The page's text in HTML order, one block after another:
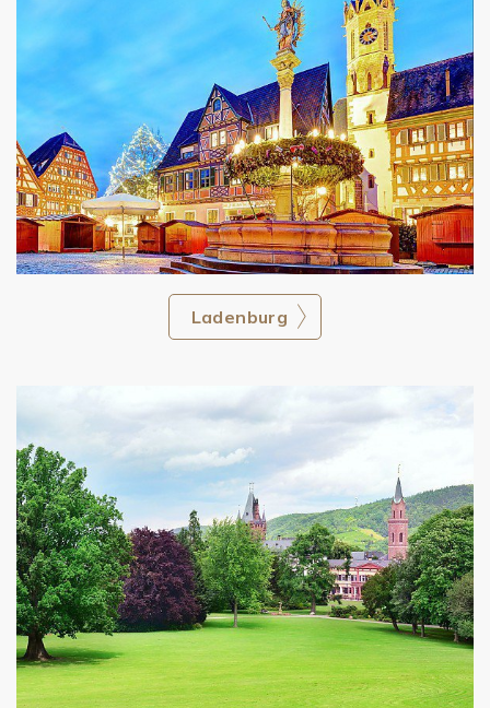
Ladenburg